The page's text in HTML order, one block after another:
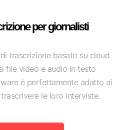
per giornalisti
trascrizione basato su cloud
file video e audio in testo
è perfettamente adatto ai
le loro interviste.